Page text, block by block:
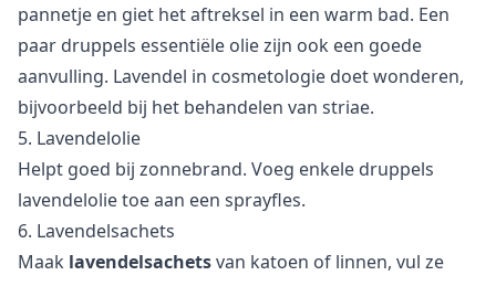
pannetje en giet het aftreksel in een warm bad. Een
paar druppels essentiële olie zijn ook een goede
aanvulling. Lavendel in cosmetologie doet wonderen,
bijvoorbeeld bij het behandelen van striae.
5. Lavendelolie
Helpt goed bij zonnebrand. Voeg enkele druppels
lavendelolie toe aan een sprayfles.
6. Lavendelsachets
Maak lavendelsachetsvan katoen of linnen, vul ze